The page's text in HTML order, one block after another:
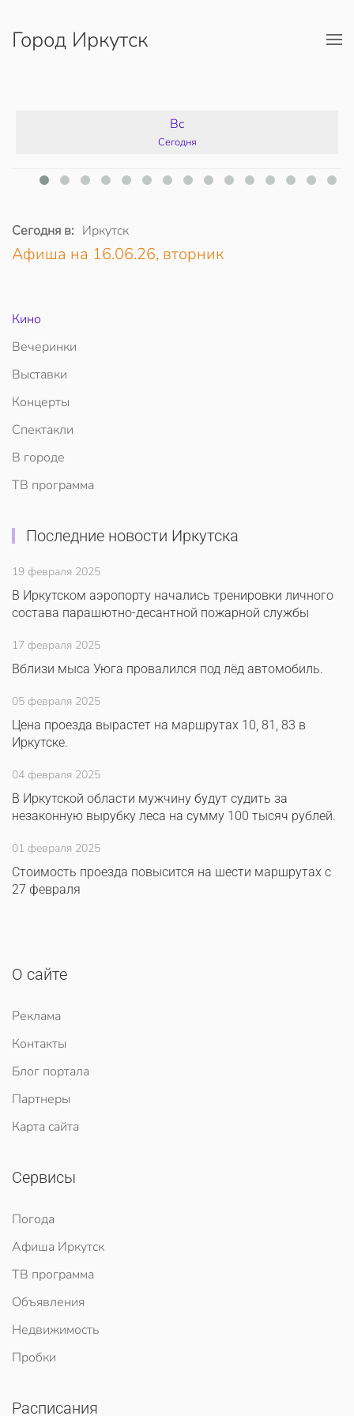
Перейти к содержимому
Город Иркутск
Вс
Сегодня
Сегодня в: Иркутск
Афиша на 16.06.26, вторник
Кино
Вечеринки
Выставки
Концерты
Спектакли
В городе
ТВ программа
Последние новости Иркутска
19 февраля 2025
В Иркутском аэропорту начались тренировки личного
состава парашютно-десантной пожарной службы
17 февраля 2025
Вблизи мыса Уюга провалился под лёд автомобиль.
05 февраля 2025
Цена проезда вырастет на маршрутах 10, 81, 83 в
Иркутске.
04 февраля 2025
В Иркутской области мужчину будут судить за
незаконную вырубку леса на сумму 100 тысяч рублей.
01 февраля 2025
Стоимость проезда повысится на шести маршрутах с
27 февраля
О сайте
Реклама
Контакты
Блог портала
Партнеры
Карта сайта
Сервисы
Погода
Афиша Иркутск
ТВ программа
Объявления
Недвижимость
Пробки
Расписания